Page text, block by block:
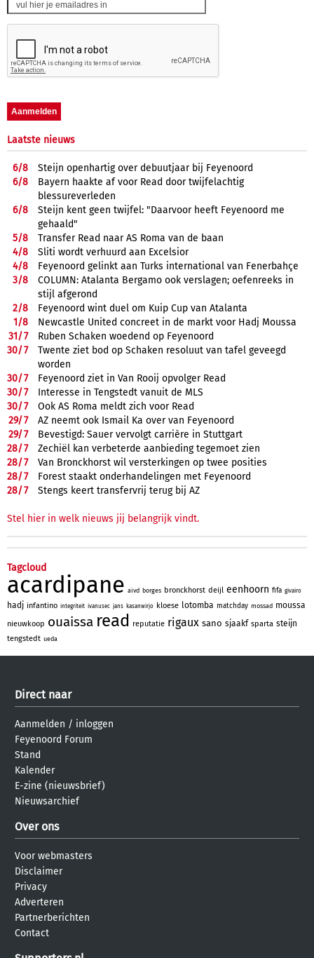
Laatste nieuws
6/8
Steijn openhartig over debuutjaar bij Feyenoord
6/8
Bayern haakte af voor Read door twijfelachtig
blessureverleden
6/8
Steijn kent geen twijfel: "Daarvoor heeft Feyenoord me
gehaald"
5/8
Transfer Read naar AS Roma van de baan
4/8
Sliti wordt verhuurd aan Excelsior
4/8
Feyenoord gelinkt aan Turks international van Fenerbahçe
3/8
COLUMN: Atalanta Bergamo ook verslagen; oefenreeks in
stijl afgerond
2/8
Feyenoord wint duel om Kuip Cup van Atalanta
1/8
Newcastle United concreet in de markt voor Hadj Moussa
31/7
Ruben Schaken woedend op Feyenoord
30/7
Twente ziet bod op Schaken resoluut van tafel geveegd
worden
30/7
Feyenoord ziet in Van Rooij opvolger Read
30/7
Interesse in Tengstedt vanuit de MLS
30/7
Ook AS Roma meldt zich voor Read
29/7
AZ neemt ook Ismail Ka over van Feyenoord
29/7
Bevestigd: Sauer vervolgt carrière in Stuttgart
28/7
Zechiël kan verbeterde aanbieding tegemoet zien
28/7
Van Bronckhorst wil versterkingen op twee posities
28/7
Forest staakt onderhandelingen met Feyenoord
28/7 Stengs keert transfervrij terug bij AZ
Stel hier in welk nieuws jij belangrijk vindt.
Tagcloud
acardipane aivd borges bronckhorst deijl eenhoorn fifa givairo
hadj infantino integriteit ivanusec jans kasanwirjo kloese lotomba matchday mossad moussa
nieuwkoop ouaissa read reputatie rigaux sano sjaakf sparta steijn
tengstedt ueda
Direct naar
Aanmelden / inloggen
Feyenoord Forum
Stand
Kalender
E-zine (nieuwsbrief)
Nieuwsarchief
Over ons
Voor webmasters
Disclaimer
Privacy
Adverteren
Partnerberichten
Contact